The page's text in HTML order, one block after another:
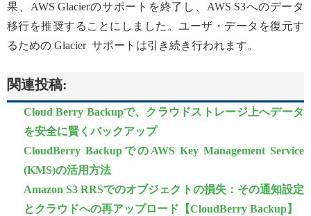
果、AWS Glacierのサポートを終了し、AWS S3へのデータ
移行を推奨することにしました。ユーザ・データを復元す
るための Glacier サポートは引き続き行われます。
関連投稿:
Cloud Berry Backupで、クラウドストレージ上へデータ
を安全に賢くバックアップ
CloudBerry BackupでのAWS Key Management Service
(KMS)の活用方法
Amazon S3 RRSでのオブジェクトの損失：その通知設定
とクラウドへの再アップロード【CloudBerry Backup】